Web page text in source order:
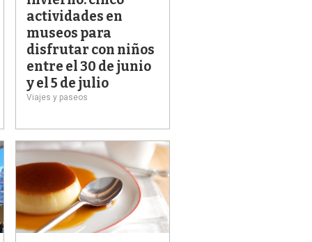
actividades en
museos para
disfrutar con niños
entre el 30 de junio
y el 5 de julio
Viajes y paseos